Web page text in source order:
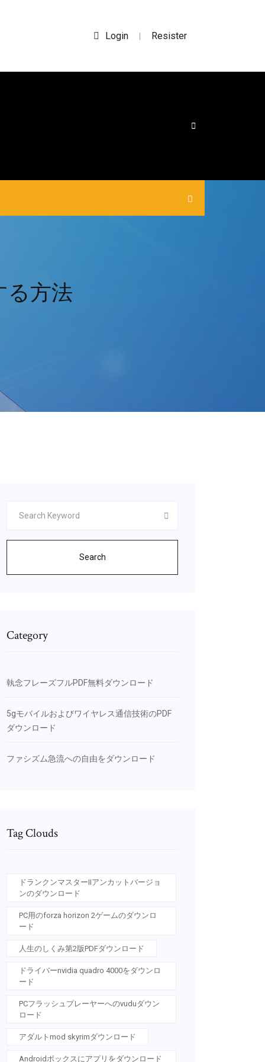
Login | Resister
る方法
Search
Category
執念フレーズフルPDF無料ダウンロード
5gモバイルおよびワイヤレス通信技術のPDF
ダウンロード
ファシズム急流への自由をダウンロード
Tag Clouds
ドランクンマスターIIアンカットバージョ
ンのダウンロード
PC用のforza horizo​​n 2ゲームのダウンロ
ード
人生のしくみ第2版PDFダウンロード
ドライバーnvidia quadro 4000をダウンロ
ード
PCフラッシュプレーヤーへのvuduダウン
ロード
アダルトmod skyrimダウンロード
Androidボックスにアプリをダウンロード